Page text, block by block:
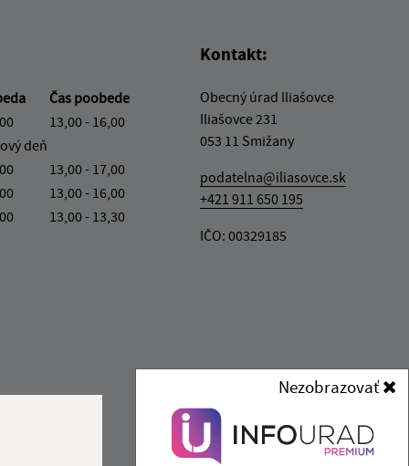
Nezobrazovať
Čas poobede
13,00 - 16,00
deň
13,00 - 17,00
13,00 - 16,00
13,00 - 13,30
Kontakt:
Obecný úrad Iliašovce
Iliašovce 231
053 11 Smižany
podatelna@iliasovce.sk
+421 911 650 195
IČO: 00329185